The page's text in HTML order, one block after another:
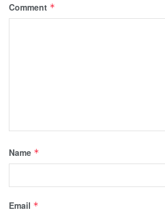
Comment *
Name *
Email *